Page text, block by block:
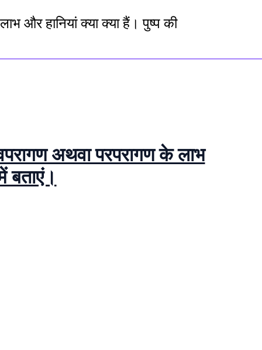
और हानियां क्या क्या हैं। पुष्प की
अथवा परपरागण के लाभ
बताएं।